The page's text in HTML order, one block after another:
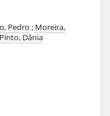
Pedro ; Moreira,
Pinto, Dânia